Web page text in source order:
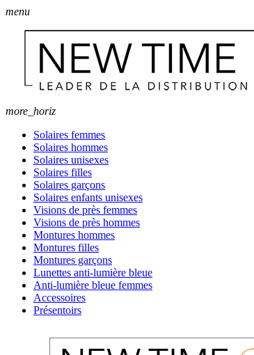
menu
more_horiz
Solaires femmes
Solaires hommes
Solaires unisexes
Solaires filles
Solaires garçons
Solaires enfants unisexes
Visions de près femmes
Visions de près hommes
Montures hommes
Montures filles
Montures garçons
Lunettes anti-lumière bleue
Anti-lumière bleue femmes
Accessoires
Présentoirs